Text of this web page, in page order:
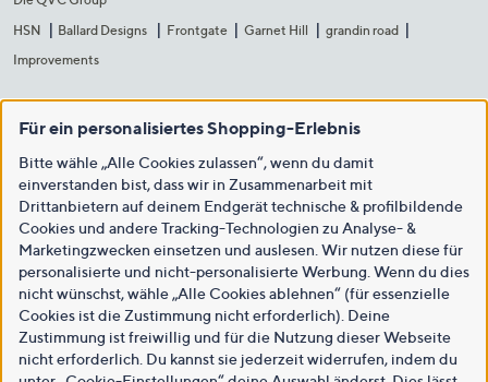
HSN
Ballard Designs Frontgate Garnet Hill
grandin road
Improvements
Für ein personalisiertes Shopping-Erlebnis
Bitte wähle „Alle Cookies zulassen“, wenn du damit
einverstanden bist, dass wir in Zusammenarbeit mit
Drittanbietern auf deinem Endgerät technische & profilbildende
Cookies und andere Tracking-Technologien zu Analyse- &
Marketingzwecken einsetzen und auslesen. Wir nutzen diese für
personalisierte und nicht-personalisierte Werbung. Wenn du dies
nicht wünschst, wähle „Alle Cookies ablehnen“ (für essenzielle
Cookies ist die Zustimmung nicht erforderlich). Deine
Zustimmung ist freiwillig und für die Nutzung dieser Webseite
nicht erforderlich. Du kannst sie jederzeit widerrufen, indem du